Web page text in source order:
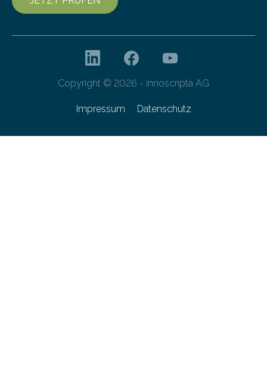
Copyright © 2026 - innoscripta AG
Impressum Datenschutz